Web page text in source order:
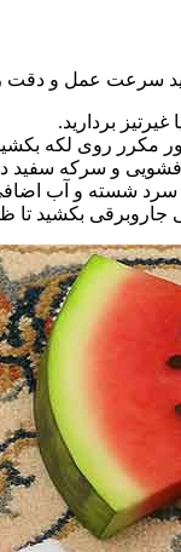
سرعت عمل و دقت
بردارید.
مکرر روی لکه
و سرکه سفید
شسته و آب اضافی
بکشید تا